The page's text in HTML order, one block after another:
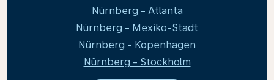
Nürnberg - Atlanta
Nürnberg - Mexiko-Stadt
Nürnberg - Kopenhagen
Nürnberg - Stockholm